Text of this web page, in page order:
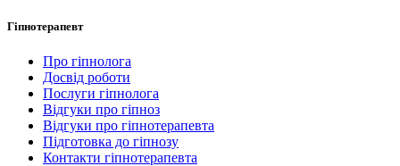
Гіпнотерапевт
Про гіпнолога
Досвід роботи
Послуги гіпнолога
Відгуки про гіпноз
Відгуки про гіпнотерапевта
Підготовка до гіпнозу
Контакти гіпнотерапевта